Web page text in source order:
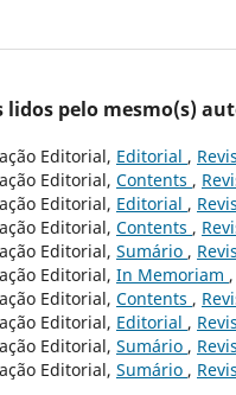
lidos pelo mesmo(s)
Editorial, Editorial ,
Editorial, Contents ,
Editorial, Editorial ,
Editorial, Contents ,
Editorial, Sumário ,
Editorial, In Memoriam ,
Editorial, Contents ,
Editorial, Editorial ,
Editorial, Sumário ,
Editorial, Sumário ,